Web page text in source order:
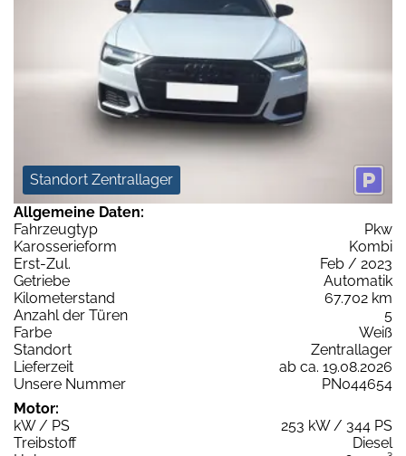
Standort Zentrallager
Allgemeine Daten:
Fahrzeugtyp
Pkw
Karosserieform
Kombi
Erst-Zul.
Feb / 2023
Getriebe
Automatik
Kilometerstand
67.702 km
Anzahl der Türen
5
Farbe
Weiß
Standort
Zentrallager
Lieferzeit
ab ca. 19.08.2026
Unsere Nummer
PN044654
Motor:
kW / PS
253 kW / 344 PS
Treibstoff
Diesel